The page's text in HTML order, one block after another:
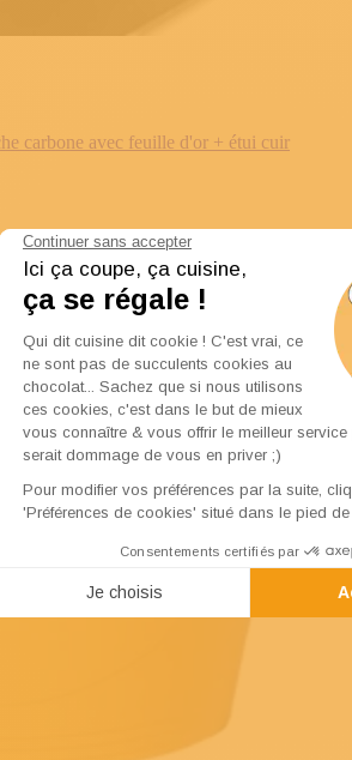
carbone avec feuille d'or + étui cuir